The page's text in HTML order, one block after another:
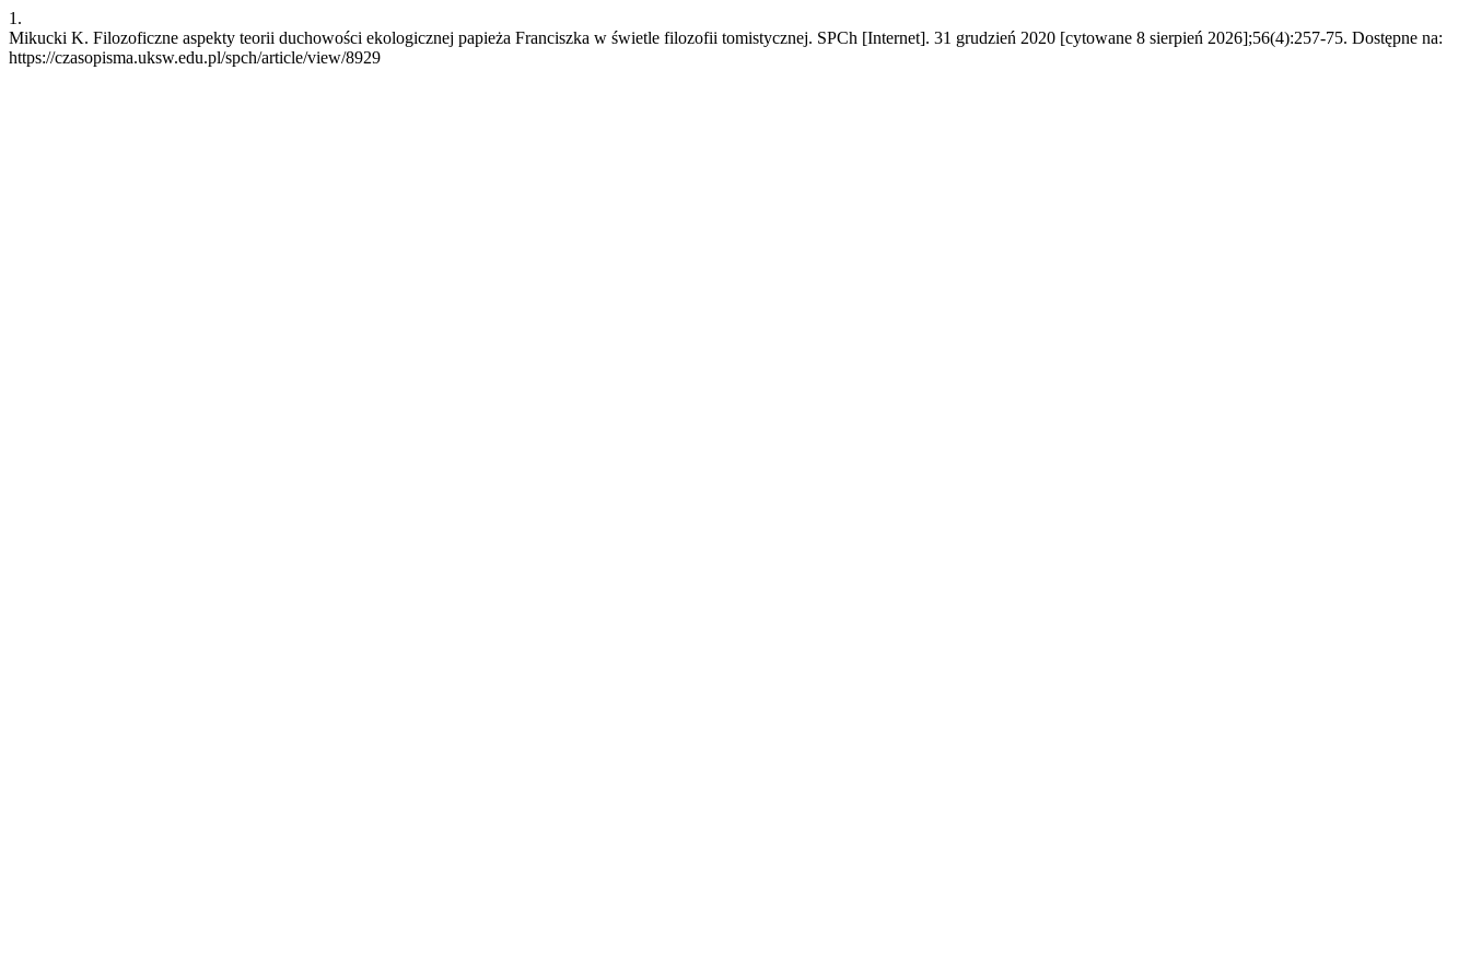
1.
Mikucki K. Filozoficzne aspekty teorii duchowości ekologicznej papieża Franciszka w świetle filozofii tomistycznej. SPCh [Internet]. 31 grudzień 2020 [cytowane 8 sierpień 2026];56(4):257-75. Dostępne na:
https://czasopisma.uksw.edu.pl/spch/article/view/8929